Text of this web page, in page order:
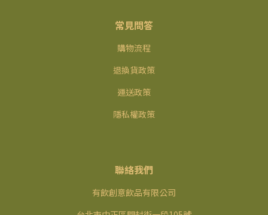
常見問答
購物流程
退換貨政策
運送政策
隱私權政策
聯絡我們
有飲創意飲品有限公司